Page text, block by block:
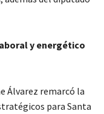
y energético
Álvarez remarcó la
para Santa